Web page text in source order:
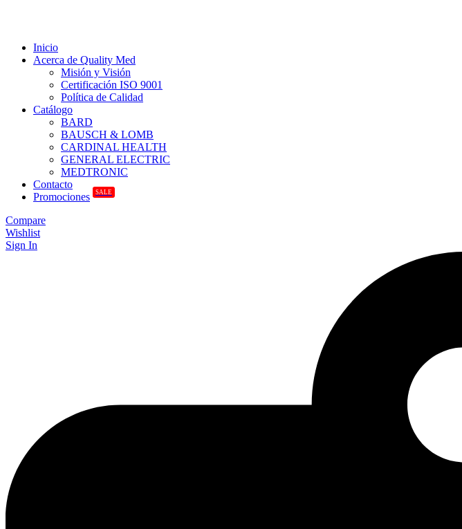
Inicio
Acerca de Quality Med
Misión y Visión
Certificación ISO 9001
Política de Calidad
Catálogo
BARD
BAUSCH & LOMB
CARDINAL HEALTH
GENERAL ELECTRIC
MEDTRONIC
Contacto
Promociones
SALE
Compare
Wishlist
Sign In